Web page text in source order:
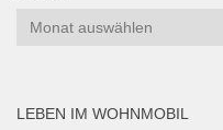
Archiv
LEBEN IM WOHNMOBIL